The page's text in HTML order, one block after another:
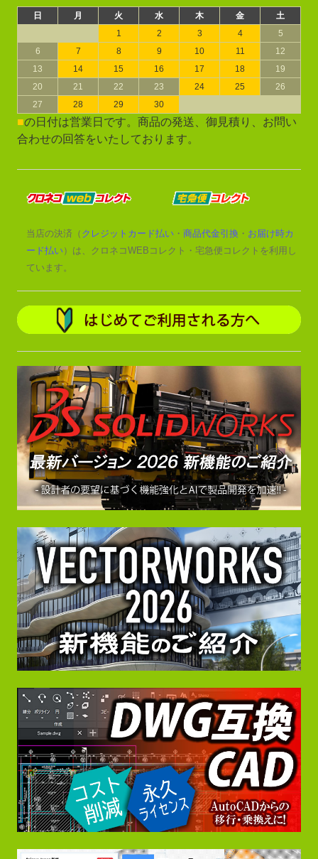
日 月 火 水 木 金
土
1
2 3 4
5
6
7 8 9 10 11
12
13
14 15 16 17 18
19
20
21 22 23 24 25
26
27
28 29 30
■の日付は営業日です。商品の発送、御見積り、お問い
合わせの回答をいたしております。
当店の決済（ クレジットカード払い ・ 商品代金引換 ・ お届け時カ
ード払い）は、クロネコWEBコレクト・宅急便コレクトを利用し
ています。